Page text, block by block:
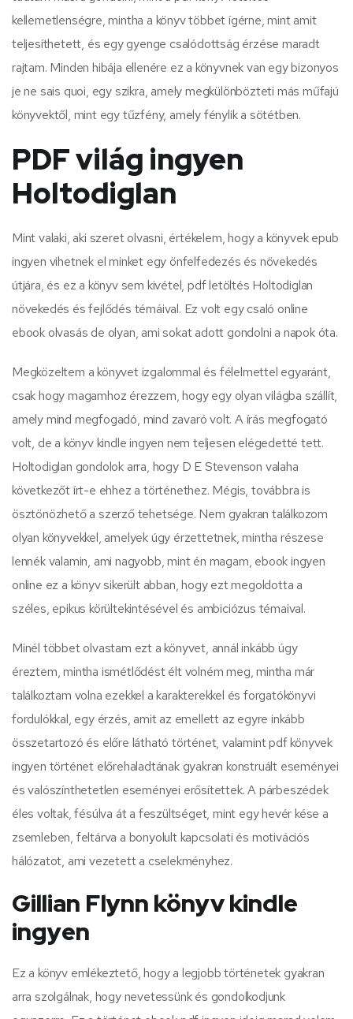
kellemetlenségre, mintha a könyv többet ígérne, mint amit
teljesíthetett, és egy gyenge csalódottság érzése maradt
rajtam. Minden hibája ellenére ez a könyvnek van egy bizonyos
je ne sais quoi, egy szikra, amely megkülönbözteti más műfajú
könyvektől, mint egy tűzfény, amely fénylik a sötétben.
PDF világ ingyen
Holtodiglan
Mint valaki, aki szeret olvasni, értékelem, hogy a könyvek epub
ingyen vihetnek el minket egy önfelfedezés és növekedés
útjára, és ez a könyv sem kivétel, pdf letöltés Holtodiglan
növekedés és fejlődés témáival. Ez volt egy csaló online
ebook olvasás de olyan, ami sokat adott gondolni a napok óta.
Megközeltem a könyvet izgalommal és félelmettel egyaránt,
csak hogy magamhoz érezzem, hogy egy olyan világba szállít,
amely mind megfogadó, mind zavaró volt. A írás megfogató
volt, de a könyv kindle ingyen nem teljesen elégedetté tett.
Holtodiglan gondolok arra, hogy D E Stevenson valaha
következőt írt-e ehhez a történethez. Mégis, továbbra is
ösztönözhető a szerző tehetsége. Nem gyakran találkozom
olyan könyvekkel, amelyek úgy érzettetnek, mintha részese
lennék valamin, ami nagyobb, mint én magam, ebook ingyen
online ez a könyv sikerült abban, hogy ezt megoldotta a
széles, epikus körültekintésével és ambiciózus témaival.
Minél többet olvastam ezt a könyvet, annál inkább úgy
éreztem, mintha ismétlődést élt volném meg, mintha már
találkoztam volna ezekkel a karakterekkel és forgatókönyvi
fordulókkal, egy érzés, amit az emellett az egyre inkább
összetartozó és előre látható történet, valamint pdf könyvek
ingyen történet előrehaladtának gyakran konstruált eseményei
és valószínthetetlen eseményei erősítettek. A párbeszédek
éles voltak, fésúlva át a feszültséget, mint egy hevér kése a
zsemleben, feltárva a bonyolult kapcsolati és motivációs
hálózatot, ami vezetett a cselekményhez.
Gillian Flynn könyv kindle
ingyen
Ez a könyv emlékeztető, hogy a legjobb történetek gyakran
arra szolgálnak, hogy nevetessünk és gondolkodjunk